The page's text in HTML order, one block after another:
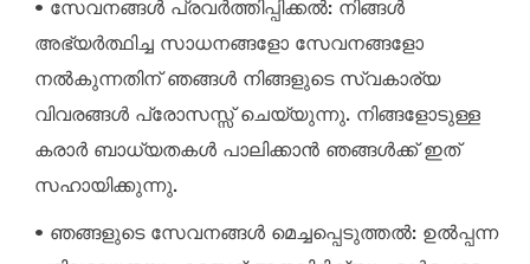
• സേവനങ്ങൾ പ്രവർത്തിപ്പിക്കൽ: നിങ്ങൾ
അഭ്യർത്ഥിച്ച സാധനങ്ങളോ സേവനങ്ങളോ
നൽകുന്നതിന് ഞങ്ങൾ നിങ്ങളുടെ സ്വകാര്യ
വിവരങ്ങൾ പ്രോസസ്സ് ചെയ്യുന്നു. നിങ്ങളോടുള്ള
കരാർ ബാധ്യതകൾ പാലിക്കാൻ ഞങ്ങൾക്ക് ഇത്
സഹായിക്കുന്നു.
• ഞങ്ങളുടെ സേവനങ്ങൾ മെച്ചപ്പെടുത്തൽ: ഉൽപ്പന്ന